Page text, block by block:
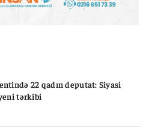
22 qadın deputat: Siyasi
tərkibi